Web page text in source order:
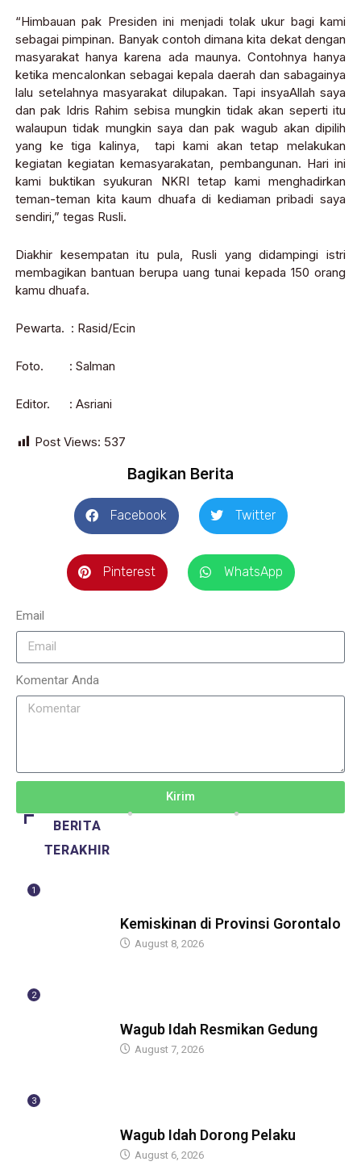
“Himbauan pak Presiden ini menjadi tolak ukur bagi kami
sebagai pimpinan. Banyak contoh dimana kita dekat dengan
masyarakat hanya karena ada maunya. Contohnya hanya
ketika mencalonkan sebagai kepala daerah dan sabagainya
lalu setelahnya masyarakat dilupakan. Tapi insyaAllah saya
dan pak Idris Rahim sebisa mungkin tidak akan seperti itu
walaupun tidak mungkin saya dan pak wagub akan dipilih
yang ke tiga kalinya, tapi kami akan tetap melakukan
kegiatan kegiatan kemasyarakatan, pembangunan. Hari ini
kami buktikan syukuran NKRI tetap kami menghadirkan
teman-teman kita kaum dhuafa di kediaman pribadi saya
sendiri,” tegas Rusli.
Diakhir kesempatan itu pula, Rusli yang didampingi istri
membagikan bantuan berupa uang tunai kepada 150 orang
kamu dhuafa.
Pewarta. : Rasid/Ecin
Foto. : Salman
Editor. : Asriani
Post Views: 537
Bagikan Berita
Facebook Twitter
Pinterest WhatsApp
Email
Komentar Anda
Kirim
BERITA
TERAKHIR
1
Kemiskinan di Provinsi Gorontalo
August 8, 2026
2
Wagub Idah Resmikan Gedung
August 7, 2026
3
Wagub Idah Dorong Pelaku
August 6, 2026